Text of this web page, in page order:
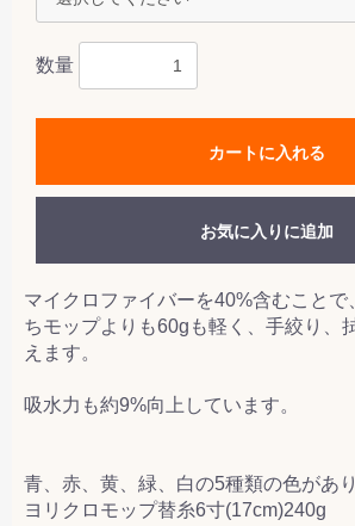
数量
カートに入れる
お気に入りに追加
マイクロファイバーを40%含むことで
ちモップよりも60gも軽く、手絞り、
えます。
吸水力も約9%向上しています。
青、赤、黄、緑、白の5種類の色があり
ヨリクロモップ替糸6寸(17cm)240g